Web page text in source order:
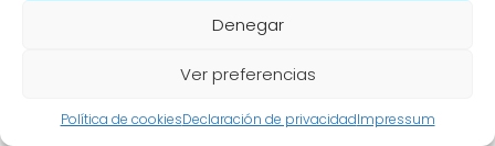
Denegar
Ver preferencias
Política de cookiesDeclaración de privacidadImpressum
especie originaria del planeta Vegeta. Esta
revelación añade una capa de misterio y
de este personaje en la trama de Dragon